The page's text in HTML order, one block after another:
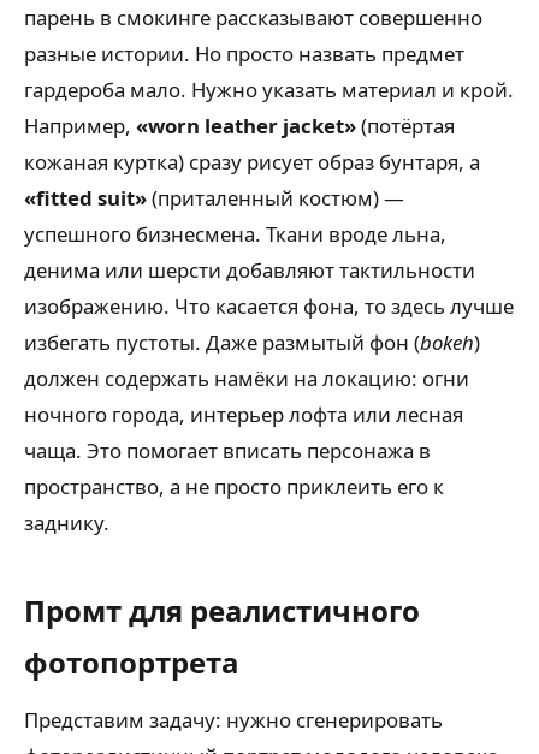
парень в смокинге рассказывают совершенно
разные истории. Но просто назвать предмет
гардероба мало. Нужно указать материал и крой.
Например, «worn leather jacket»(потёртая
кожаная куртка) сразу рисует образ бунтаря, а
«fitted suit»(приталенный костюм) —
успешного бизнесмена. Ткани вроде льна,
денима или шерсти добавляют тактильности
изображению. Что касается фона, то здесь лучше
избегать пустоты. Даже размытый фон (bokeh)
должен содержать намёки на локацию: огни
ночного города, интерьер лофта или лесная
чаща. Это помогает вписать персонажа в
пространство, а не просто приклеить его к
заднику.
Промт для реалистичного
фотопортрета
Представим задачу: нужно сгенерировать